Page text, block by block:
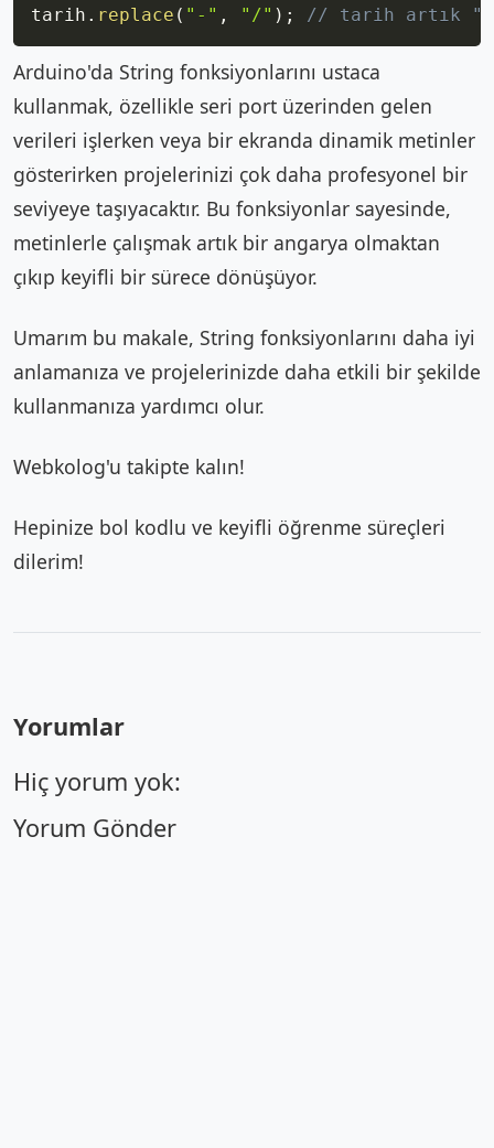
tarih . replace ( "-" , "/" ) ; // tarih artık
Arduino'da String fonksiyonlarını ustaca
kullanmak, özellikle seri port üzerinden gelen
verileri işlerken veya bir ekranda dinamik metinler
gösterirken projelerinizi çok daha profesyonel bir
seviyeye taşıyacaktır. Bu fonksiyonlar sayesinde,
metinlerle çalışmak artık bir angarya olmaktan
çıkıp keyifli bir sürece dönüşüyor.
Umarım bu makale, String fonksiyonlarını daha iyi
anlamanıza ve projelerinizde daha etkili bir şekilde
kullanmanıza yardımcı olur.
Webkolog'u takipte kalın!
Hepinize bol kodlu ve keyifli öğrenme süreçleri
dilerim!
Yorumlar
Hiç yorum yok:
Yorum Gönder